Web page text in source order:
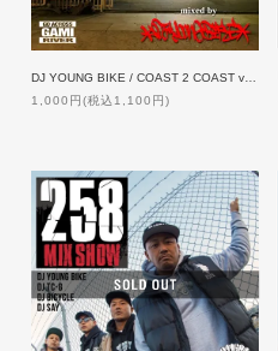
1,000円(税込1,100円)